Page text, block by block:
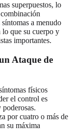
superpuestos, lo
a menudo
lo que su cuerpo y
importantes.
Ataque de
físicos
el control es
por cuatro o más de
su máxima